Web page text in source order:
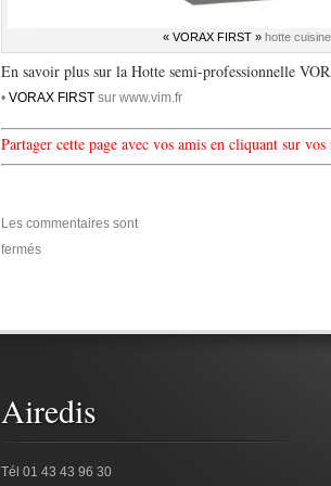
« VORAX FIRST » hotte
En savoir plus sur la Hotte semi-professionnelle
• VORAX FIRST sur www.vim.fr
Partager cette page avec vos amis en cliquant sur vos
Les commentaires sont
fermés
Airedis
Tél 01 43 43 96 30